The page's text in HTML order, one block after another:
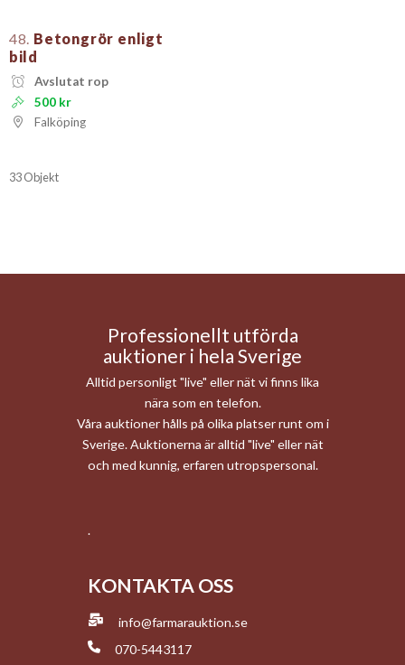
48. Betongrör enligt
bild
Avslutat rop
500 kr
Falköping
33 Objekt
Professionellt utförda
auktioner i hela Sverige
Alltid personligt "live" eller nät vi finns lika
nära som en telefon.
Våra auktioner hålls på olika platser runt om i
Sverige. Auktionerna är alltid "live" eller nät
och med kunnig, erfaren utropspersonal.
.
KONTAKTA OSS
info@farmarauktion.se
070-5443117